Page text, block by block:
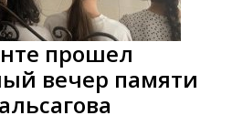
прошел
вечер памяти